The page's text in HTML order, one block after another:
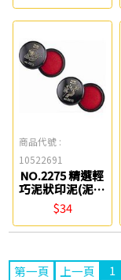
商品代號 :
10522691
NO.2275 精選輕
巧泥狀印泥(泥面
直徑35mm) Life
$34
第一頁 上一頁 1